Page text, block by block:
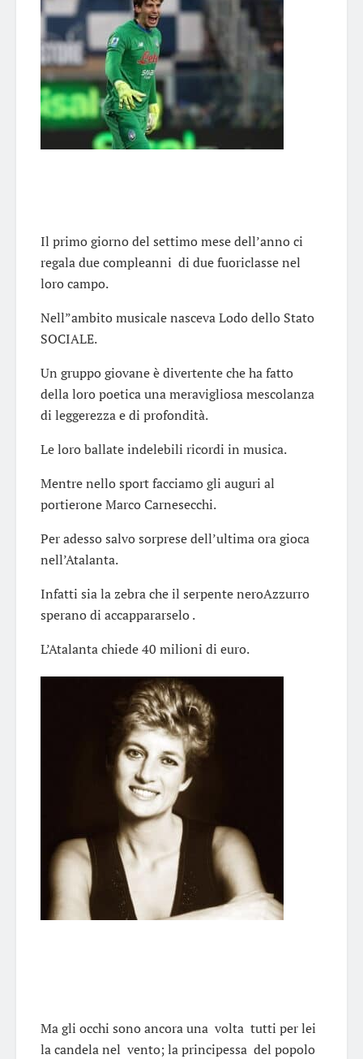
Il primo giorno del settimo mese dell’anno ci
regala due compleanni di due fuoriclasse nel
loro campo.
Nell”ambito musicale nasceva Lodo dello Stato
SOCIALE.
Un gruppo giovane è divertente che ha fatto
della loro poetica una meravigliosa mescolanza
di leggerezza e di profondità.
Le loro ballate indelebili ricordi in musica.
Mentre nello sport facciamo gli auguri al
portierone Marco Carnesecchi.
Per adesso salvo sorprese dell’ultima ora gioca
nell’Atalanta.
Infatti sia la zebra che il serpente neroAzzurro
sperano di accappararselo .
L’Atalanta chiede 40 milioni di euro.
Ma gli occhi sono ancora una volta tutti per lei
la candela nel vento; la principessa del popolo